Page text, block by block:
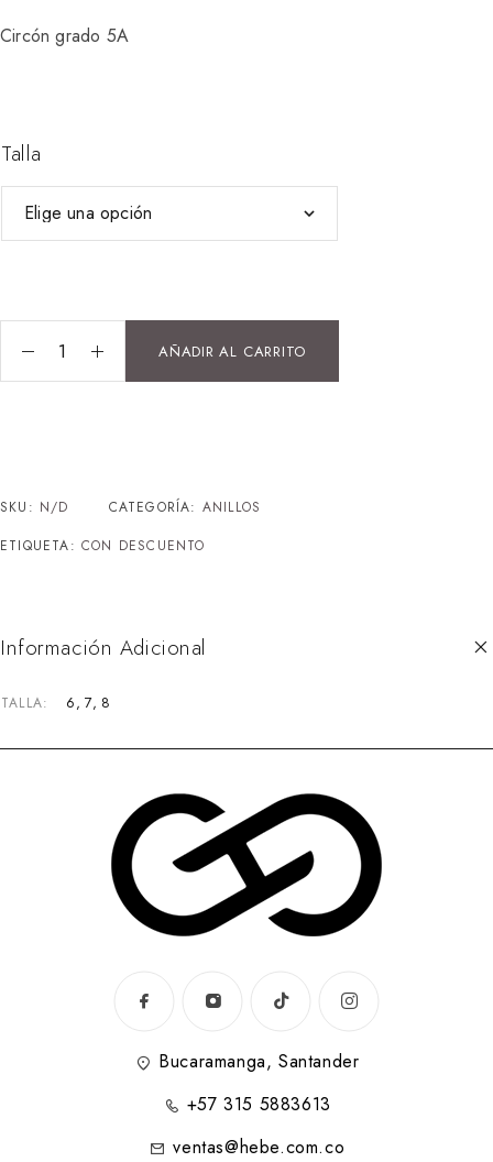
Circón grado 5A
Talla
AÑADIR AL CARRITO
SKU: N/D CATEGORÍA: ANILLOS
ETIQUETA: CON DESCUENTO
Información Adicional
TALLA 6, 7, 8
Bucaramanga, Santander
+57 315 5883613
ventas@hebe.com.co